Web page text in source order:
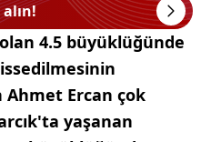
4.5 büyüklüğünde
Ahmet Ercan çok
yaşanan